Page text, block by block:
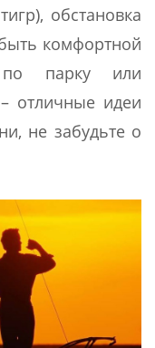
обстановка
комфортной
парку или
отличные идеи
не забудьте о